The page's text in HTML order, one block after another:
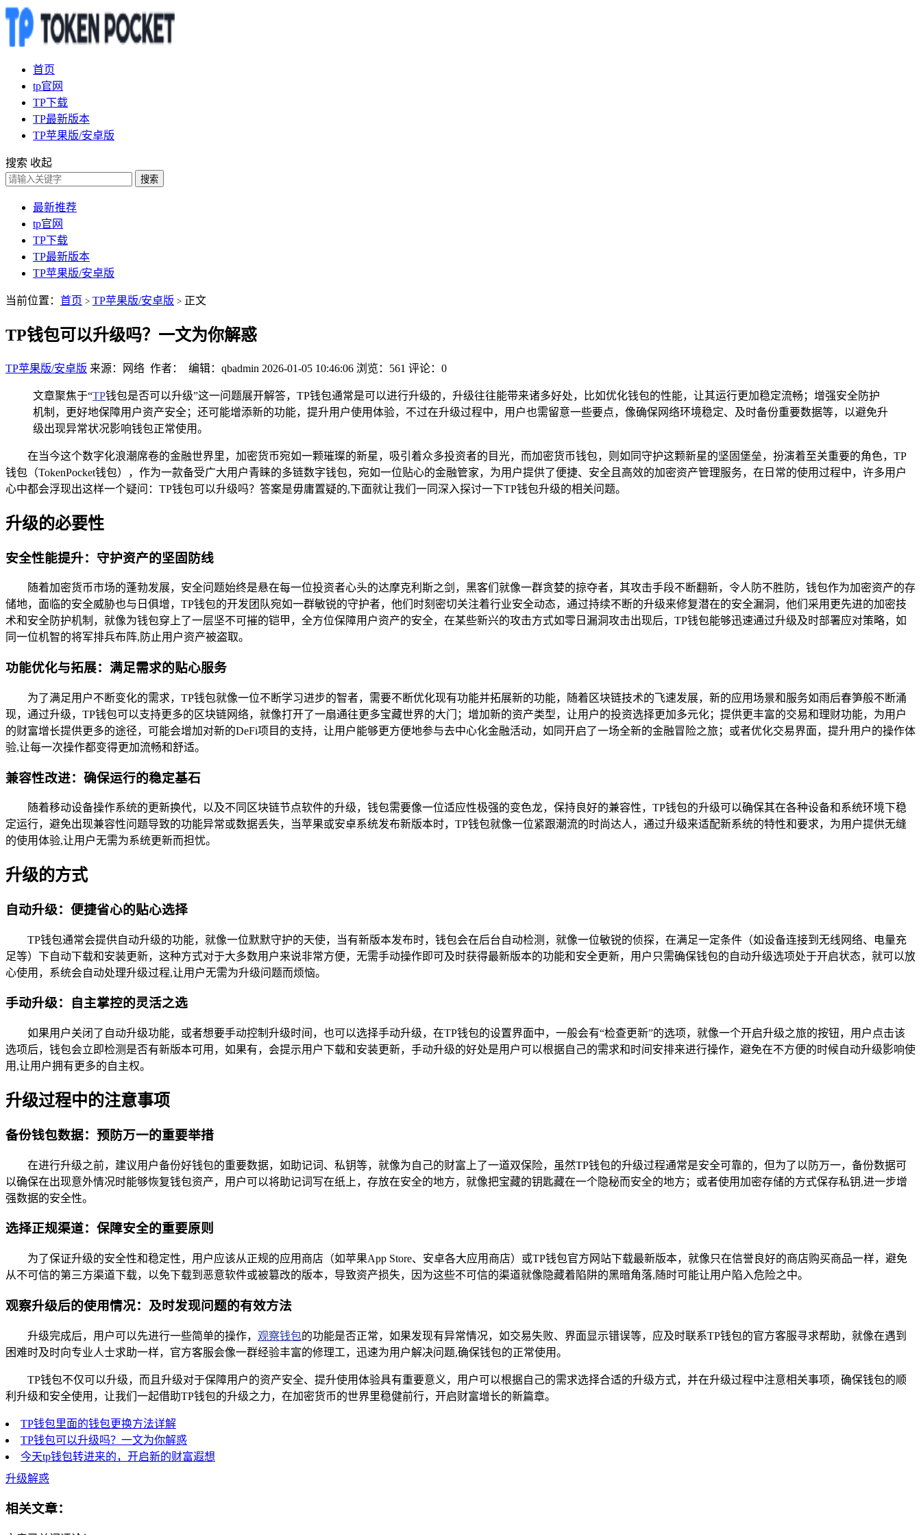
首页
tp官网
TP下载
TP最新版本
TP苹果版/安卓版
搜索 收起
搜索
最新推荐
tp官网
TP下载
TP最新版本
TP苹果版/安卓版
当前位置： 首页 > TP苹果版/安卓版 > 正文
TP钱包可以升级吗？一文为你解惑
TP苹果版/安卓版 来源：网络 作者： 编辑：qbadmin 2026-01-05 10:46:06 浏览：561 评论：0
文章聚焦于“TP钱包是否可以升级”这一问题展开解答，TP钱包通常是可以进行升级的，升级往往能带来诸多好处，比如优化钱包的性能，让其运行更加稳定流畅；增强安全防护
机制，更好地保障用户资产安全；还可能增添新的功能，提升用户使用体验，不过在升级过程中，用户也需留意一些要点，像确保网络环境稳定、及时备份重要数据等，以避免升
级出现异常状况影响钱包正常使用。
在当今这个数字化浪潮席卷的金融世界里，加密货币宛如一颗璀璨的新星，吸引着众多投资者的目光，而加密货币钱包，则如同守护这颗新星的坚固堡垒，扮演着至关重要的角色，TP
钱包（TokenPocket钱包），作为一款备受广大用户青睐的多链数字钱包，宛如一位贴心的金融管家，为用户提供了便捷、安全且高效的加密资产管理服务，在日常的使用过程中，许多用户
心中都会浮现出这样一个疑问：TP钱包可以升级吗？答案是毋庸置疑的,下面就让我们一同深入探讨一下TP钱包升级的相关问题。
升级的必要性
安全性能提升：守护资产的坚固防线
随着加密货币市场的蓬勃发展，安全问题始终是悬在每一位投资者心头的达摩克利斯之剑，黑客们就像一群贪婪的掠夺者，其攻击手段不断翻新，令人防不胜防，钱包作为加密资产的存
储地，面临的安全威胁也与日俱增，TP钱包的开发团队宛如一群敏锐的守护者，他们时刻密切关注着行业安全动态，通过持续不断的升级来修复潜在的安全漏洞，他们采用更先进的加密技
术和安全防护机制，就像为钱包穿上了一层坚不可摧的铠甲，全方位保障用户资产的安全，在某些新兴的攻击方式如零日漏洞攻击出现后，TP钱包能够迅速通过升级及时部署应对策略，如
同一位机智的将军排兵布阵,防止用户资产被盗取。
功能优化与拓展：满足需求的贴心服务
为了满足用户不断变化的需求，TP钱包就像一位不断学习进步的智者，需要不断优化现有功能并拓展新的功能，随着区块链技术的飞速发展，新的应用场景和服务如雨后春笋般不断涌
现，通过升级，TP钱包可以支持更多的区块链网络，就像打开了一扇通往更多宝藏世界的大门；增加新的资产类型，让用户的投资选择更加多元化；提供更丰富的交易和理财功能，为用户
的财富增长提供更多的途径，可能会增加对新的DeFi项目的支持，让用户能够更方便地参与去中心化金融活动，如同开启了一场全新的金融冒险之旅；或者优化交易界面，提升用户的操作体
验,让每一次操作都变得更加流畅和舒适。
兼容性改进：确保运行的稳定基石
随着移动设备操作系统的更新换代，以及不同区块链节点软件的升级，钱包需要像一位适应性极强的变色龙，保持良好的兼容性，TP钱包的升级可以确保其在各种设备和系统环境下稳
定运行，避免出现兼容性问题导致的功能异常或数据丢失，当苹果或安卓系统发布新版本时，TP钱包就像一位紧跟潮流的时尚达人，通过升级来适配新系统的特性和要求，为用户提供无缝
的使用体验,让用户无需为系统更新而担忧。
升级的方式
自动升级：便捷省心的贴心选择
TP钱包通常会提供自动升级的功能，就像一位默默守护的天使，当有新版本发布时，钱包会在后台自动检测，就像一位敏锐的侦探，在满足一定条件（如设备连接到无线网络、电量充
足等）下自动下载和安装更新，这种方式对于大多数用户来说非常方便，无需手动操作即可及时获得最新版本的功能和安全更新，用户只需确保钱包的自动升级选项处于开启状态，就可以放
心使用，系统会自动处理升级过程,让用户无需为升级问题而烦恼。
手动升级：自主掌控的灵活之选
如果用户关闭了自动升级功能，或者想要手动控制升级时间，也可以选择手动升级，在TP钱包的设置界面中，一般会有“检查更新”的选项，就像一个开启升级之旅的按钮，用户点击该
选项后，钱包会立即检测是否有新版本可用，如果有，会提示用户下载和安装更新，手动升级的好处是用户可以根据自己的需求和时间安排来进行操作，避免在不方便的时候自动升级影响使
用,让用户拥有更多的自主权。
升级过程中的注意事项
备份钱包数据：预防万一的重要举措
在进行升级之前，建议用户备份好钱包的重要数据，如助记词、私钥等，就像为自己的财富上了一道双保险，虽然TP钱包的升级过程通常是安全可靠的，但为了以防万一，备份数据可
以确保在出现意外情况时能够恢复钱包资产，用户可以将助记词写在纸上，存放在安全的地方，就像把宝藏的钥匙藏在一个隐秘而安全的地方；或者使用加密存储的方式保存私钥,进一步增
强数据的安全性。
选择正规渠道：保障安全的重要原则
为了保证升级的安全性和稳定性，用户应该从正规的应用商店（如苹果App Store、安卓各大应用商店）或TP钱包官方网站下载最新版本，就像只在信誉良好的商店购买商品一样，避免
从不可信的第三方渠道下载，以免下载到恶意软件或被篡改的版本，导致资产损失，因为这些不可信的渠道就像隐藏着陷阱的黑暗角落,随时可能让用户陷入危险之中。
观察升级后的使用情况：及时发现问题的有效方法
升级完成后，用户可以先进行一些简单的操作， 观察钱包的功能是否正常，如果发现有异常情况，如交易失败、界面显示错误等，应及时联系TP钱包的官方客服寻求帮助，就像在遇到
困难时及时向专业人士求助一样，官方客服会像一群经验丰富的修理工，迅速为用户解决问题,确保钱包的正常使用。
TP钱包不仅可以升级，而且升级对于保障用户的资产安全、提升使用体验具有重要意义，用户可以根据自己的需求选择合适的升级方式，并在升级过程中注意相关事项，确保钱包的顺
利升级和安全使用，让我们一起借助TP钱包的升级之力，在加密货币的世界里稳健前行，开启财富增长的新篇章。
TP钱包里面的钱包更换方法详解
TP钱包可以升级吗？一文为你解惑
今天tp钱包转进来的，开启新的财富遐想
升级解惑
相关文章：